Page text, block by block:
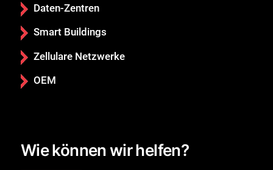
Daten-Zentren
Smart Buildings
Zellulare Netzwerke
OEM
Wie können wir helfen?